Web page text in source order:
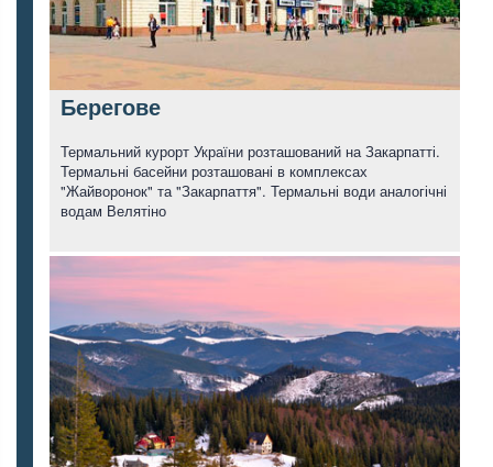
Берегове
Термальний курорт України розташований на Закарпатті.
Термальні басейни розташовані в комплексах
"Жайворонок" та "Закарпаття". Термальні води аналогічні
водам Велятіно